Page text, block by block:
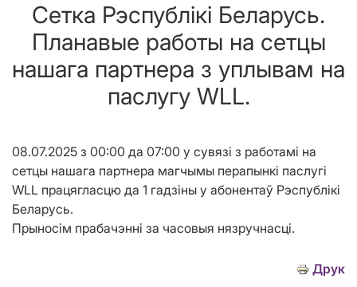
Сетка Рэспублікі Беларусь.
Планавые работы на сетцы
нашага партнера з уплывам на
паслугу WLL.
08.07.2025 з 00:00 да 07:00 у сувязі з работамі на
сетцы нашага партнера магчымы перапынкі паслугі
WLL працягласцю да 1 гадзіны у абонентаў Рэспублікі
Беларусь.
Прыносім прабачэнні за часовыя нязручнасці.
Друк